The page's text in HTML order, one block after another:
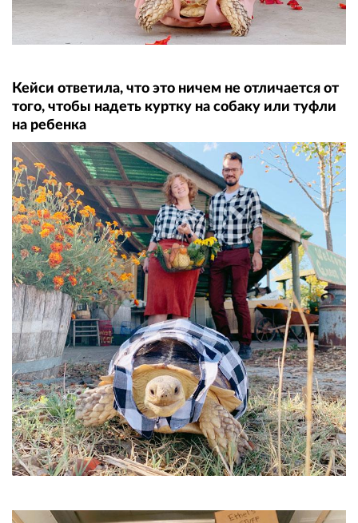
Кейси ответила, что это ничем не отличается от
того, чтобы надеть куртку на собаку или туфли
на ребенка